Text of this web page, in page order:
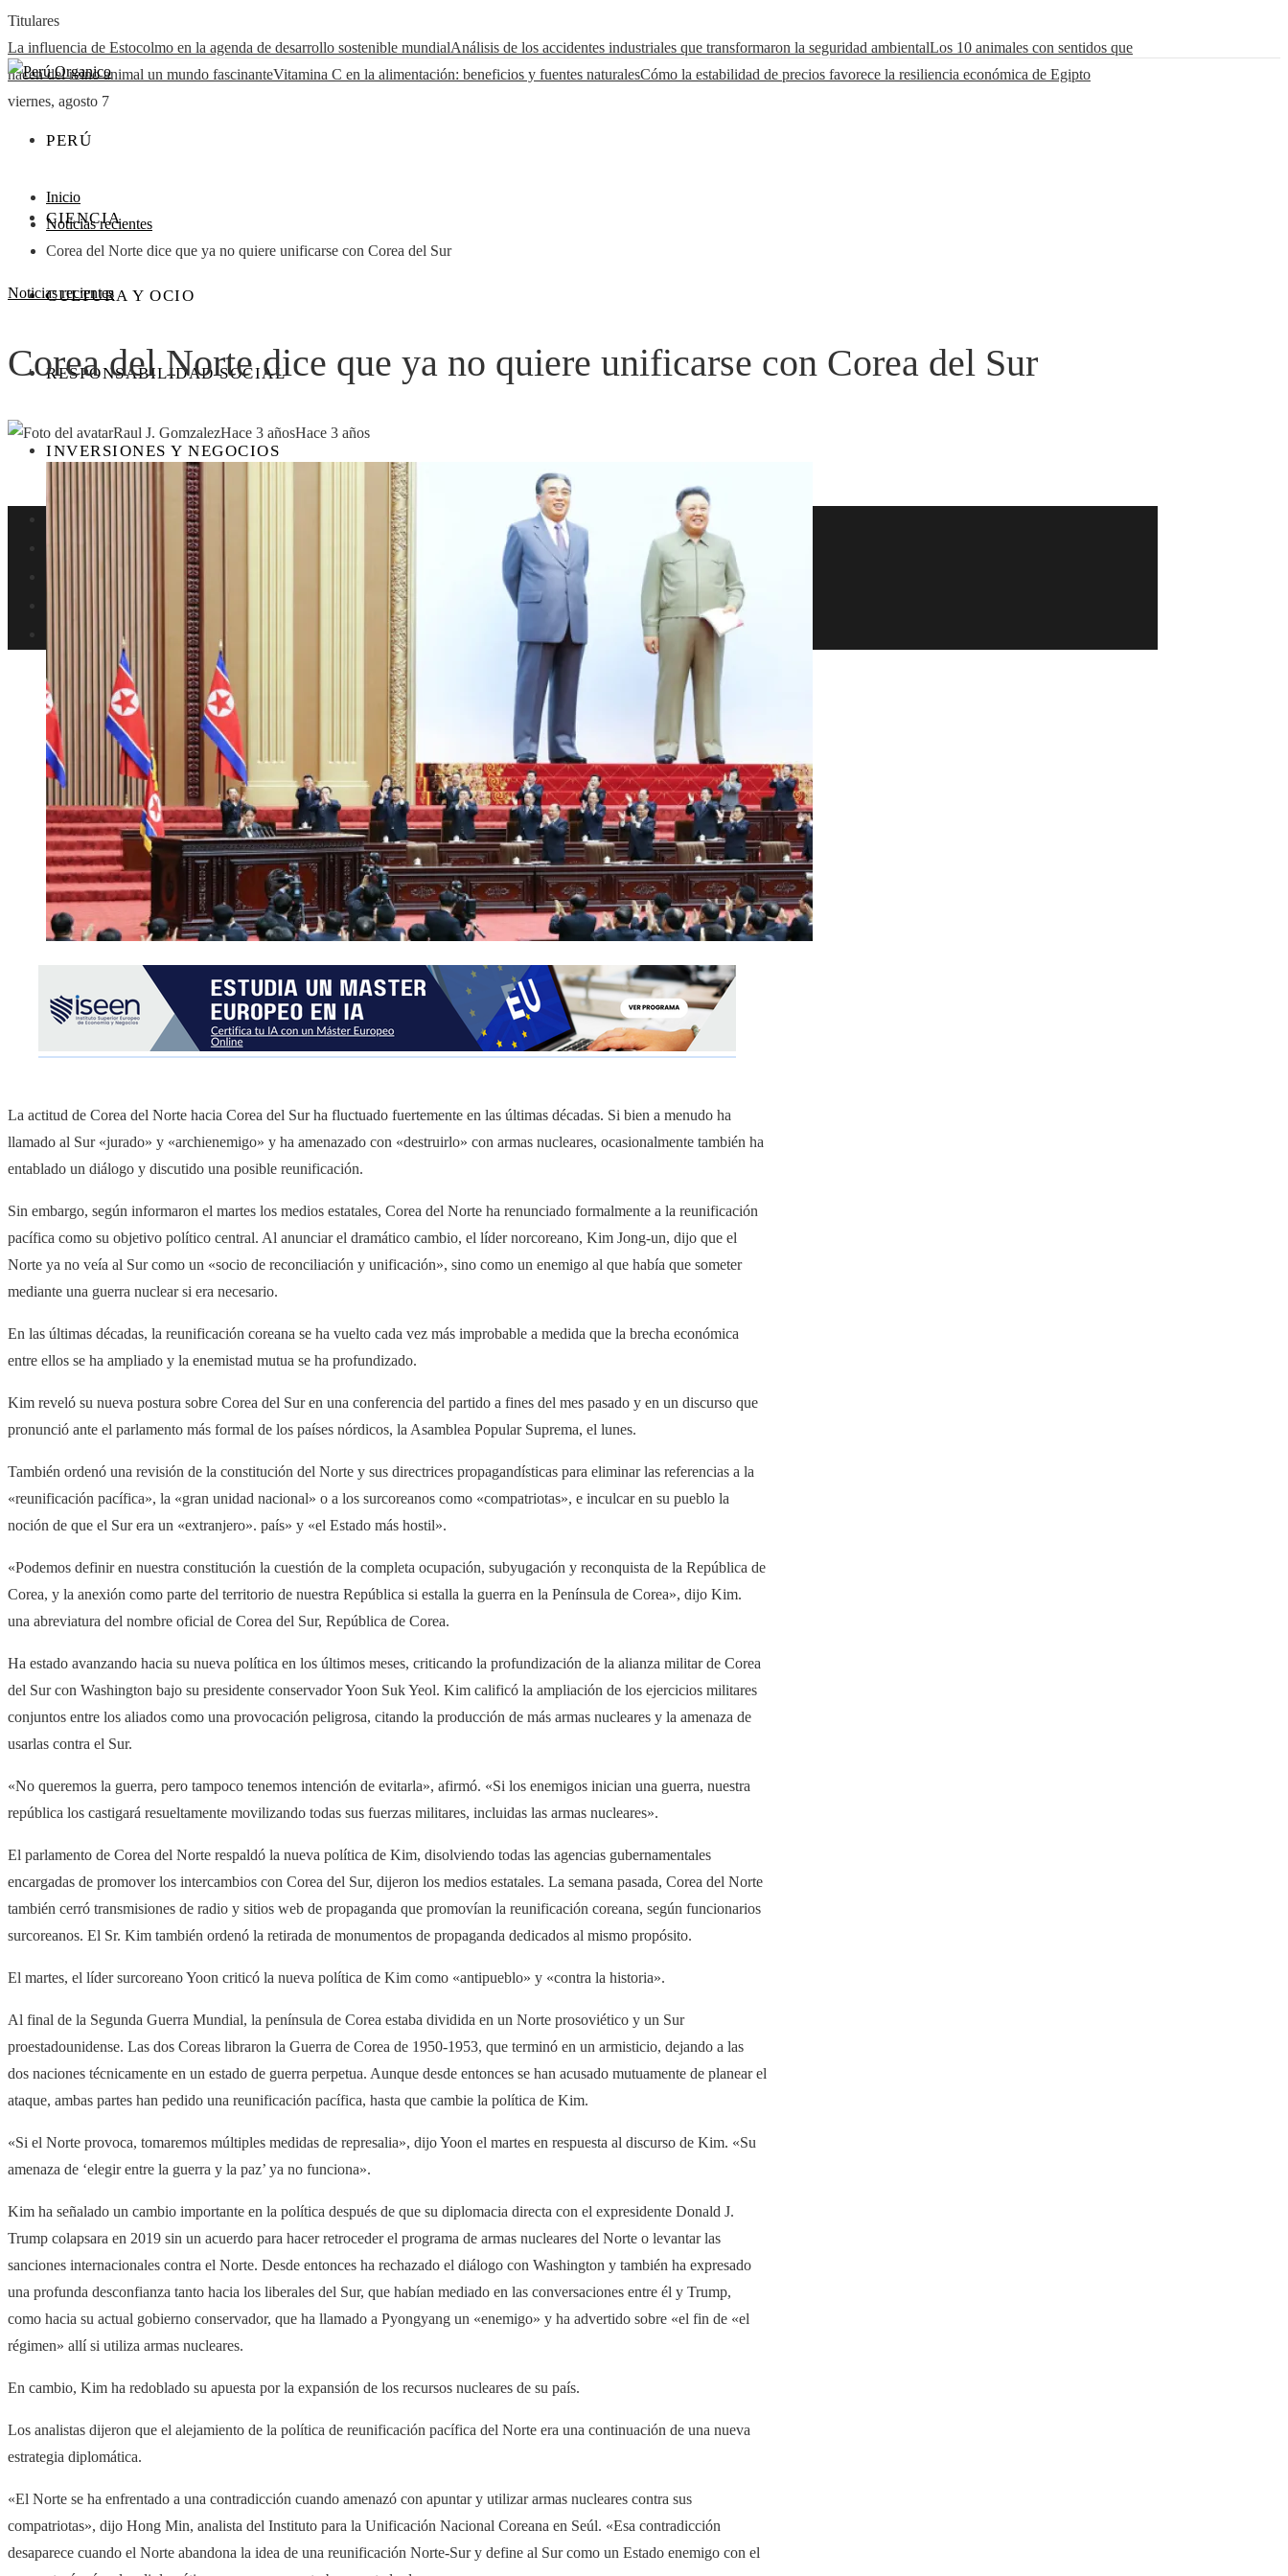
Titulares
La influencia de Estocolmo en la agenda de desarrollo sostenible mundialAnálisis de los accidentes industriales que transformaron la seguridad ambientalLos 10 animales con sentidos que
hacen del reino animal un mundo fascinanteVitamina C en la alimentación: beneficios y fuentes naturalesCómo la estabilidad de precios favorece la resiliencia económica de Egipto
viernes, agosto 7
PERÚ
CIENCIA
CULTURA Y OCIO
RESPONSABILIDAD SOCIAL
INVERSIONES Y NEGOCIOS
Ciencia
Cultura y ocio
Responsabilidad social
Inversiones y negocios
Inicio
Noticias recientes
​Corea del Norte dice que ya no quiere unificarse con Corea del Sur
Noticias recientes
​Corea del Norte dice que ya no quiere unificarse con Corea del Sur
Raul J. GomzalezHace 3 añosHace 3 años
La actitud de Corea del Norte hacia Corea del Sur ha fluctuado fuertemente en las últimas décadas. Si bien a menudo ha
llamado al Sur «jurado» y «archienemigo» y ha amenazado con «destruirlo» con armas nucleares, ocasionalmente también ha
entablado un diálogo y discutido una posible reunificación.
Sin embargo, según informaron el martes los medios estatales, Corea del Norte ha renunciado formalmente a la reunificación
pacífica como su objetivo político central. Al anunciar el dramático cambio, el líder norcoreano, Kim Jong-un, dijo que el
Norte ya no veía al Sur como un «socio de reconciliación y unificación», sino como un enemigo al que había que someter
mediante una guerra nuclear si era necesario.
En las últimas décadas, la reunificación coreana se ha vuelto cada vez más improbable a medida que la brecha económica
entre ellos se ha ampliado y la enemistad mutua se ha profundizado.
Kim ​reveló su nueva postura sobre Corea del Sur en una conferencia del partido a fines del mes pasado y en un discurso que
pronunció ante el parlamento más formal de los países nórdicos, la Asamblea Popular Suprema, el lunes.
También ordenó una revisión de la constitución del Norte y sus directrices propagandísticas para eliminar las referencias a la
«reunificación pacífica», la «gran unidad nacional» o a los surcoreanos como «compatriotas», e inculcar en su pueblo la
noción de que el Sur era un «extranjero». país» y «el Estado más hostil».
«Podemos definir en nuestra constitución la cuestión de la completa ocupación, subyugación y reconquista de la República de
Corea, y la anexión como parte del territorio de nuestra República si estalla la guerra en la Península de Corea», dijo Kim.
una abreviatura del nombre oficial de Corea del Sur, República de Corea.
Ha estado avanzando hacia su nueva política en los últimos meses, criticando la profundización de la alianza militar de Corea
del Sur con Washington bajo su presidente conservador Yoon Suk Yeol. Kim calificó la ampliación de los ejercicios militares
conjuntos entre los aliados como una provocación peligrosa, citando la producción de más armas nucleares y la amenaza de
usarlas contra el Sur.
«No queremos la guerra, pero tampoco tenemos intención de evitarla», afirmó. «Si los enemigos inician una guerra, nuestra
república los castigará resueltamente movilizando todas sus fuerzas militares, incluidas las armas nucleares».
​El parlamento de Corea del Norte respaldó la nueva política de Kim, disolviendo todas las agencias gubernamentales
encargadas de promover los intercambios con Corea del Sur, dijeron los medios estatales. La semana pasada, Corea del Norte
también cerró transmisiones de radio y sitios web de propaganda que promovían la reunificación coreana, según funcionarios
surcoreanos. El Sr. Kim también ordenó la retirada de monumentos de propaganda dedicados al mismo propósito.
El martes, el líder surcoreano Yoon criticó la nueva política de Kim como «antipueblo» y «contra la historia».
Al final de la Segunda Guerra Mundial, la península de Corea estaba dividida en un Norte prosoviético y un Sur
proestadounidense. Las dos Coreas libraron la Guerra de Corea de 1950-1953, que terminó en un armisticio, dejando a las
dos naciones técnicamente en un estado de guerra perpetua. Aunque desde entonces se han acusado mutuamente de planear el
ataque, ambas partes han pedido una reunificación pacífica, hasta que cambie la política de Kim.
«Si el Norte provoca, tomaremos múltiples medidas de represalia», dijo Yoon el martes en respuesta al discurso de Kim. «Su
amenaza de ‘elegir entre la guerra y la paz’ ​​ya no funciona».
Kim ha señalado un cambio importante en la política después de que su diplomacia directa con el expresidente Donald J.
Trump colapsara en 2019 sin un acuerdo para hacer retroceder el programa de armas nucleares del Norte o levantar las
sanciones internacionales contra el Norte. Desde entonces ha rechazado el diálogo con Washington y también ha expresado
una profunda desconfianza tanto hacia los liberales del Sur, que habían mediado en las conversaciones entre él y Trump,
como hacia su actual gobierno conservador, que ha llamado a Pyongyang un «enemigo» y ha advertido sobre «el fin de «el
régimen» allí si utiliza armas nucleares.
En cambio, Kim ha redoblado su apuesta por la expansión de los recursos nucleares de su país.
Los analistas dijeron que el alejamiento de la política de reunificación pacífica del Norte era una continuación de una nueva
estrategia diplomática.
«El Norte se ha enfrentado a una contradicción cuando amenazó con apuntar y utilizar armas nucleares contra sus
compatriotas», dijo Hong Min, analista del Instituto para la Unificación Nacional Coreana en Seúl. «Esa contradicción
desaparece cuando el Norte abandona la idea de una reunificación Norte-Sur y define al Sur como un Estado enemigo con el